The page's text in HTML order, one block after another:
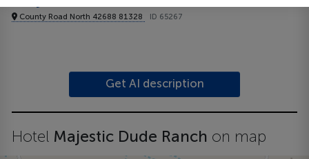
County Road North 42688 81328 ID 65267
Get AI description
Hotel Majestic Dude Ranch on map